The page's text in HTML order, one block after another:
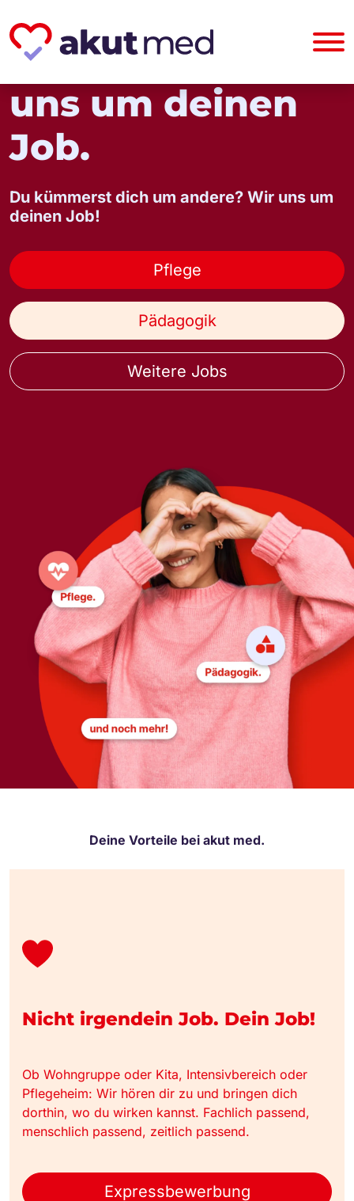
Wir kümmern
uns um deinen
Job.
Du kümmerst dich um andere? Wir uns um
deinen Job!
Pflege
Pädagogik
Weitere Jobs
Deine Vorteile bei akut med.
Nicht irgendein Job. Dein Job!
Ob Wohngruppe oder Kita, Intensivbereich oder
Pflegeheim: Wir hören dir zu und bringen dich
dorthin, wo du wirken kannst. Fachlich passend,
menschlich passend, zeitlich passend.
Expressbewerbung